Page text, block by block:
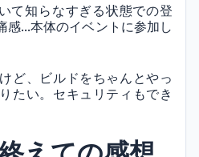
て知らなすぎる状態での登
感...本体のイベントに参加し
ど、ビルドをちゃんとやっ
たい。セキュリティもでき